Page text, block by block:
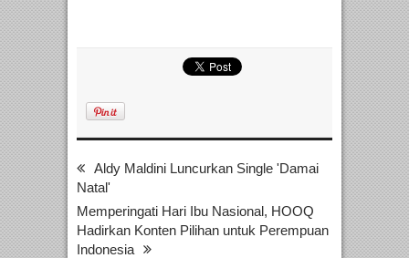
Aldy Maldini Luncurkan Single 'Damai
Natal'
Memperingati Hari Ibu Nasional, HOOQ
Hadirkan Konten Pilihan untuk Perempuan
Indonesia